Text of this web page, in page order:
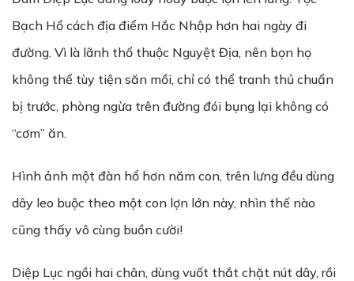
Bạch Hổ cách địa điểm Hắc Nhập hơn hai ngày đi
đường. Vì là lãnh thổ thuộc Nguyệt Địa, nên bọn họ
không thể tùy tiện săn mồi, chỉ có thể tranh thủ chuẩn
bị trước, phòng ngừa trên đường đói bụng lại không có
“cơm” ăn.
Hình ảnh một đàn hổ hơn năm con, trên lưng đều dùng
dây leo buộc theo một con lợn lớn này, nhìn thế nào
cũng thấy vô cùng buồn cười!
Diệp Lục ngồi hai chân, dùng vuốt thắt chặt nút dây, rồi